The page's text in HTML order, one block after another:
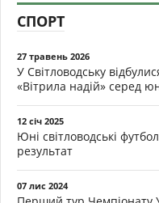
СПОРТ
27 травень 2026
У Світловодську
«Вітрила надій» серед
12 січ 2025
Юні світловодські
результат
07 лис 2024